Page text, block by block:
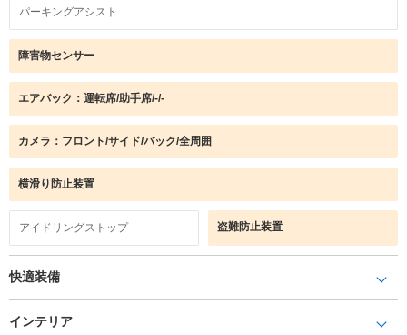
パーキングアシスト
障害物センサー
エアバック：運転席/助手席/-/-
カメラ：フロント/サイド/バック/全周囲
横滑り防止装置
アイドリングストップ 盗難防止装置
快適装備
インテリア